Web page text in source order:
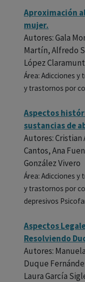
Aproximación
mujer.
Autores: Gala
Martín, Alfredo
López Claramunt
Área: Adicciones
y trastornos por
Aspectos
sustancias de
Autores: Cristian
Cantos, Ana
González Vivero
Área: Adicciones
y trastornos por
depresivos
Aspectos
Resolviendo
Autores:
Duque
Laura García